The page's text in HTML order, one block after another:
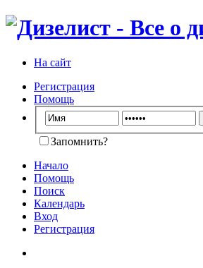
На сайт
Регистрация
Помощь
Запомнить?
Начало
Помощь
Поиск
Календарь
Вход
Регистрация